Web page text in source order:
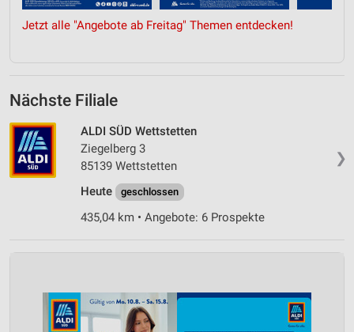
Jetzt alle "Angebote ab Freitag" Themen entdecken!
Nächste Filiale
❯
ALDI SÜD Wettstetten
Ziegelberg 3
85139 Wettstetten
Heute
geschlossen
435,04 km • Angebote: 6 Prospekte